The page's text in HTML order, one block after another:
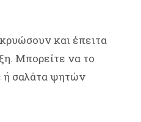
και έπειτα
Μπορείτε να το
ή σαλάτα ψητών